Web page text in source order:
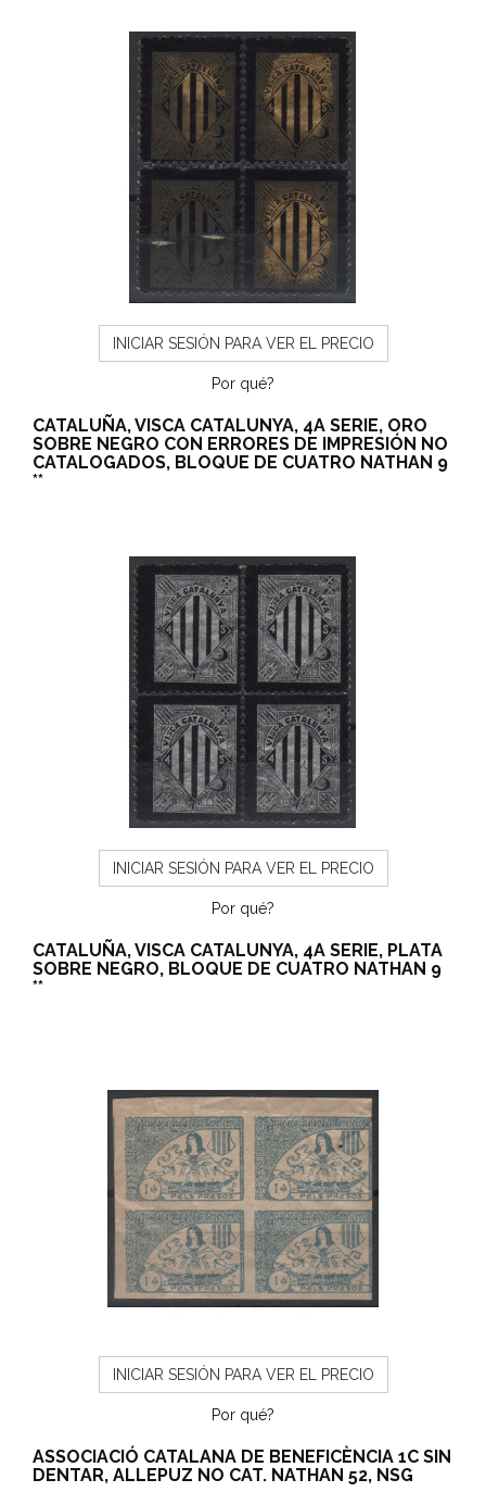
INICIAR SESIÓN PARA VER EL PRECIO
Por qué?
CATALUÑA, VISCA CATALUNYA, 4A SERIE, ORO
SOBRE NEGRO CON ERRORES DE IMPRESIÓN NO
CATALOGADOS, BLOQUE DE CUATRO NATHAN 9
**
INICIAR SESIÓN PARA VER EL PRECIO
Por qué?
CATALUÑA, VISCA CATALUNYA, 4A SERIE, PLATA
SOBRE NEGRO, BLOQUE DE CUATRO NATHAN 9
**
INICIAR SESIÓN PARA VER EL PRECIO
Por qué?
ASSOCIACIÓ CATALANA DE BENEFICÈNCIA 1C SIN
DENTAR, ALLEPUZ NO CAT. NATHAN 52, NSG